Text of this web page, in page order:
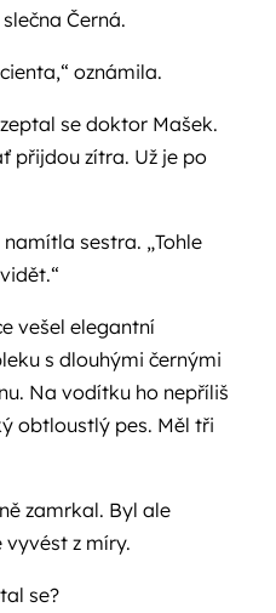
Černá.
oznámila.
se doktor Mašek.
přijdou zítra. Už je po
sestra. „Tohle
vešel elegantní
s dlouhými černými
Na vodítku ho nepříliš
obtloustlý pes. Měl tři
zamrkal. Byl ale
vyvést z míry.
se?